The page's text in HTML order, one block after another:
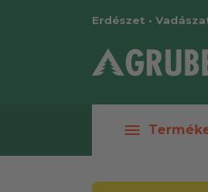
Erdészet •
menu